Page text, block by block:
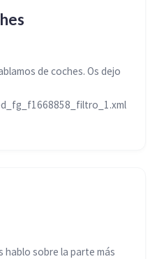
de coches. Os dejo
hablo sobre la parte más